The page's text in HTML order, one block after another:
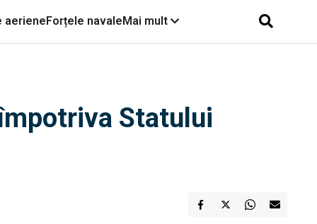
aerieneForțele navaleMai mult
Statului